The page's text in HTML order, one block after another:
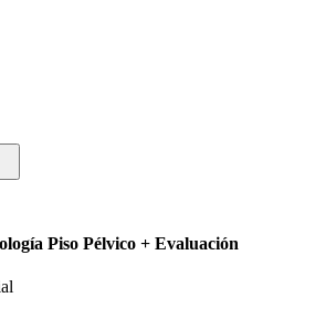
Piso Pélvico + Evaluación